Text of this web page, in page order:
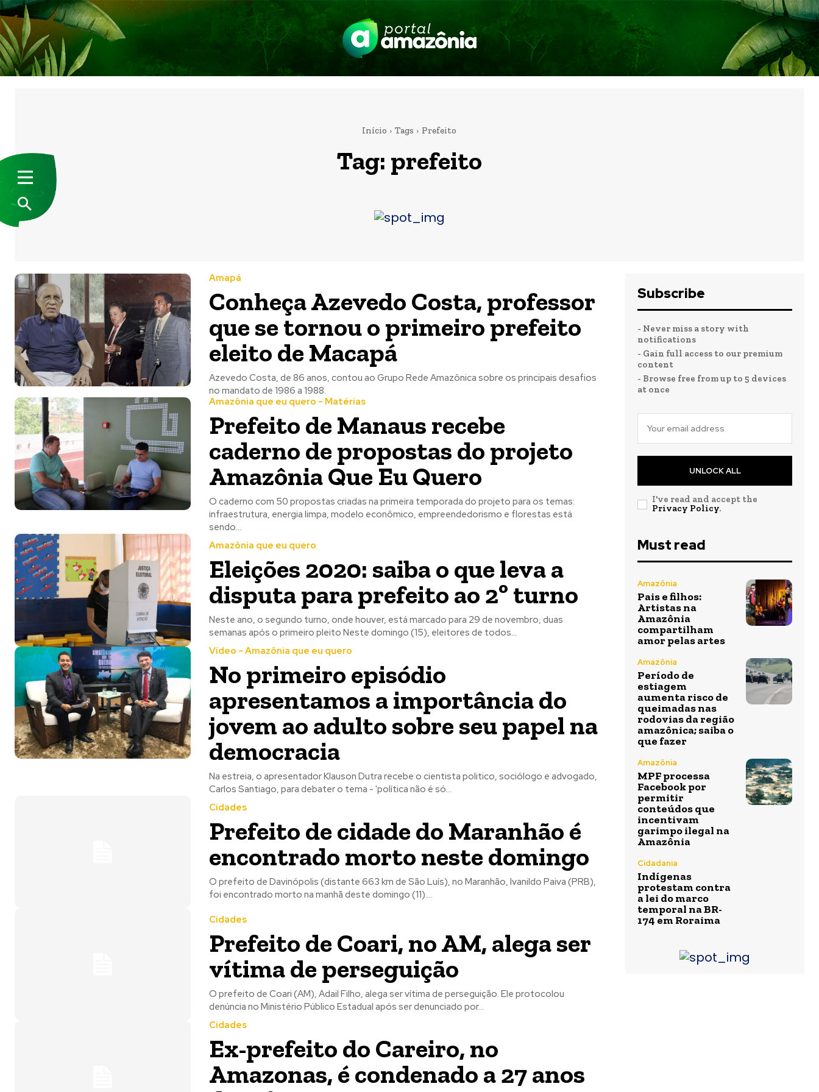
Início Tags Prefeito
Tag: prefeito
Amapá
Conheça Azevedo Costa, professor
que se tornou o primeiro prefeito
eleito de Macapá
Azevedo Costa, de 86 anos, contou ao Grupo Rede Amazônica sobre os principais desafios
no mandato de 1986 a 1988.
Amazônia que eu quero - Matérias
Prefeito de Manaus recebe
caderno de propostas do projeto
Amazônia Que Eu Quero
O caderno com 50 propostas criadas na primeira temporada do projeto para os temas:
infraestrutura, energia limpa, modelo econômico, empreendedorismo e florestas está
sendo...
Amazônia que eu quero
Eleições 2020: saiba o que leva a
disputa para prefeito ao 2º turno
Neste ano, o segundo turno, onde houver, está marcado para 29 de novembro, duas
semanas após o primeiro pleito Neste domingo (15), eleitores de todos...
Vídeo - Amazônia que eu quero
No primeiro episódio
apresentamos a importância do
jovem ao adulto sobre seu papel na
democracia
Na estreia, o apresentador Klauson Dutra recebe o cientista politico, sociólogo e advogado,
Carlos Santiago, para debater o tema - 'política não é só...
Cidades
Prefeito de cidade do Maranhão é
encontrado morto neste domingo
O prefeito de Davinópolis (distante 663 km de São Luís), no Maranhão, Ivanildo Paiva (PRB),
foi encontrado morto na manhã deste domingo (11)....
Cidades
Prefeito de Coari, no AM, alega ser
vítima de perseguição
O prefeito de Coari (AM), Adail Filho, alega ser vítima de perseguição. Ele protocolou
denúncia no Ministério Público Estadual após ser denunciado por...
Cidades
Ex-prefeito do Careiro, no
Amazonas, é condenado a 27 anos
Subscribe
- Never miss a story with
notifications
- Gain full access to our premium
content
- Browse free from up to 5 devices
at once
UNLOCK ALL
I've read and accept the
Privacy Policy.
Must read
Amazônia
Pais e filhos:
Artistas na
Amazônia
compartilham
amor pelas artes
Amazônia
Período de
estiagem
aumenta risco de
queimadas nas
rodovias da região
amazônica; saiba o
que fazer
Amazônia
MPF processa
Facebook por
permitir
conteúdos que
incentivam
garimpo ilegal na
Amazônia
Cidadania
Indígenas
protestam contra
a lei do marco
temporal na BR-
174 em Roraima